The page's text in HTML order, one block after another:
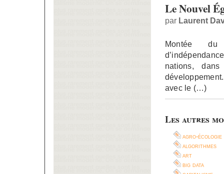
Le Nouvel
par Laurent
Montée du
nations,
avec le (…)
Les autres
agro-écologie
algorithmes
art
big data